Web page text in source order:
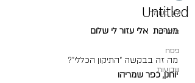
ל"ג בעומר
מנהגים
פסח
שבועות
Untitled
מערכת  אלי עזור לי שלום
מה זה בבקשה “התיקון הכללי”?
יוחנן, כפר שמריהו